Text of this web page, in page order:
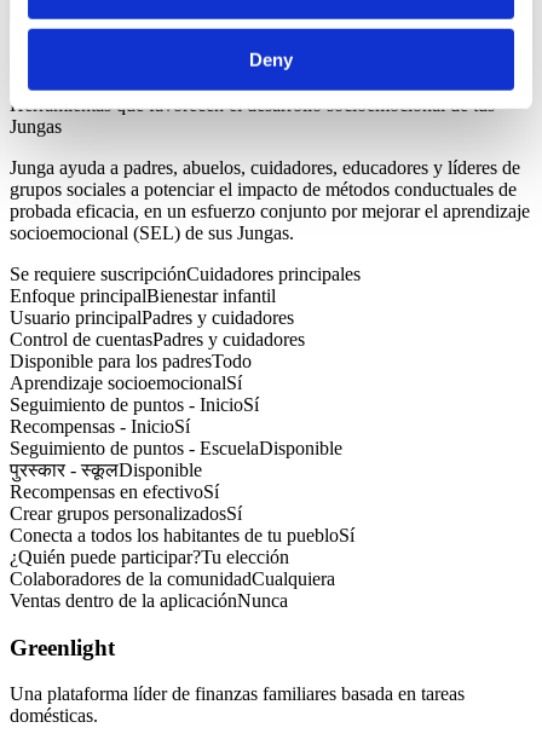
Deny
Herramientas que favorecen el desarrollo socioemocional de tus
Jungas
Junga ayuda a padres, abuelos, cuidadores, educadores y líderes de
grupos sociales a potenciar el impacto de métodos conductuales de
probada eficacia, en un esfuerzo conjunto por mejorar el aprendizaje
socioemocional (SEL) de sus Jungas.
Se requiere suscripciónCuidadores principales
Enfoque principalBienestar infantil
Usuario principalPadres y cuidadores
Control de cuentasPadres y cuidadores
Disponible para los padresTodo
Aprendizaje socioemocionalSí
Seguimiento de puntos - InicioSí
Recompensas - InicioSí
Seguimiento de puntos - EscuelaDisponible
पुरस्कार - स्कूलDisponible
Recompensas en efectivoSí
Crear grupos personalizadosSí
Conecta a todos los habitantes de tu puebloSí
¿Quién puede participar?Tu elección
Colaboradores de la comunidadCualquiera
Ventas dentro de la aplicaciónNunca
Greenlight
Una plataforma líder de finanzas familiares basada en tareas
domésticas.